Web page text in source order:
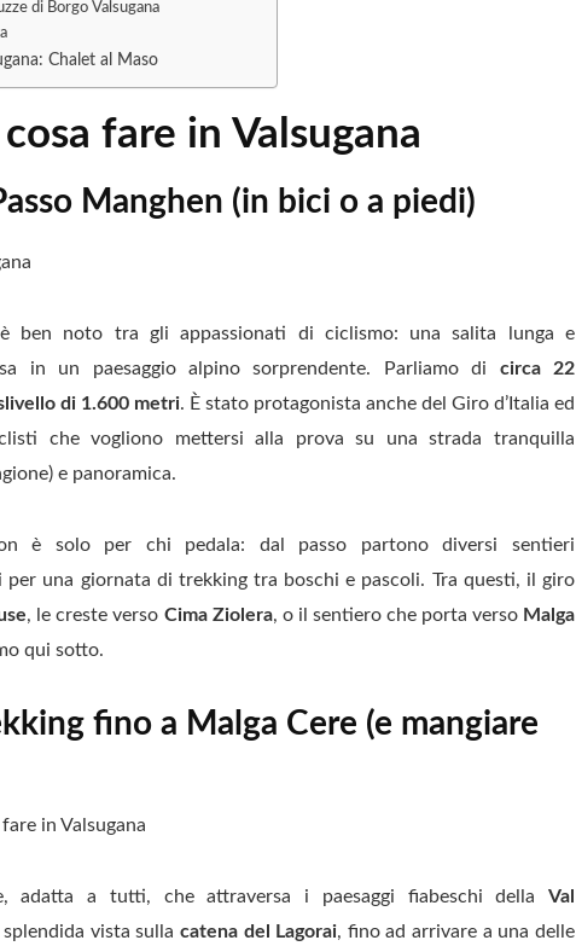
di Borgo Valsugana
Chalet al Maso
fare in Valsugana
Manghen (in bici o a piedi)
ben noto tra gli appassionati di ciclismo: una salita lunga e
in un paesaggio alpino sorprendente. Parliamo di circa 22
di 1.600 metri. È stato protagonista anche del Giro d’Italia ed
che vogliono mettersi alla prova su una strada tranquilla
e panoramica.
è solo per chi pedala: dal passo partono diversi sentieri
per una giornata di trekking tra boschi e pascoli. Tra questi, il giro
, le creste verso Cima Ziolera, o il sentiero che porta verso Malga
qui sotto.
fino a Malga Cere (e mangiare
adatta a tutti, che attraversa i paesaggi fiabeschi della Val
vista sulla catena del Lagorai, fino ad arrivare a una delle